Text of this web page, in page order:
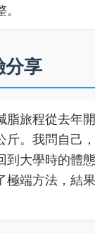
分享
脂旅程從去年
斤。我問自己
到大學時的體
極端方法，結